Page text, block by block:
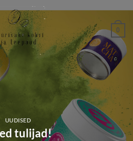
0
UUDISED
tulijad!